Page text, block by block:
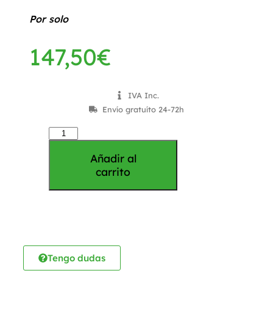
Por solo
147,50€
IVA Inc.
Envío gratuíto 24-72h
Añadir al
carrito
Tengo dudas